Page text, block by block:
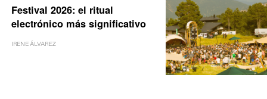
Festival 2026: el ritual
electrónico más significativo
IRENE ÁLVAREZ